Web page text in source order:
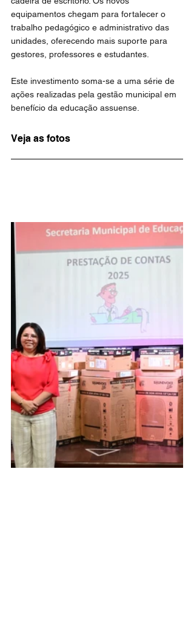
equipamentos chegam para fortalecer o
trabalho pedagógico e administrativo das
unidades, oferecendo mais suporte para
gestores, professores e estudantes.
Este investimento soma-se a uma série de
ações realizadas pela gestão municipal em
benefício da educação assuense.
Veja as fotos